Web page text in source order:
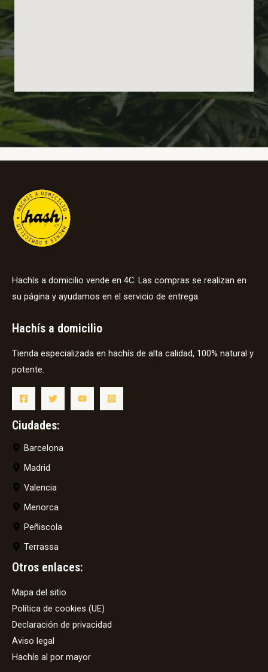
Hachís a domicilio vende en 4C. Las compras se realizan en
su página y ayudamos en el servicio de entrega.
Hachís a domicilio
Tienda especializada en hachís de alta calidad, 100% natural y
potente.
Ciudades:
Barcelona
Madrid
Valencia
Menorca
Peñiscola
Terrassa
Otros enlaces:
Mapa del sitio
Política de cookies (UE)
Declaración de privacidad
Aviso legal
Hachís al por mayor